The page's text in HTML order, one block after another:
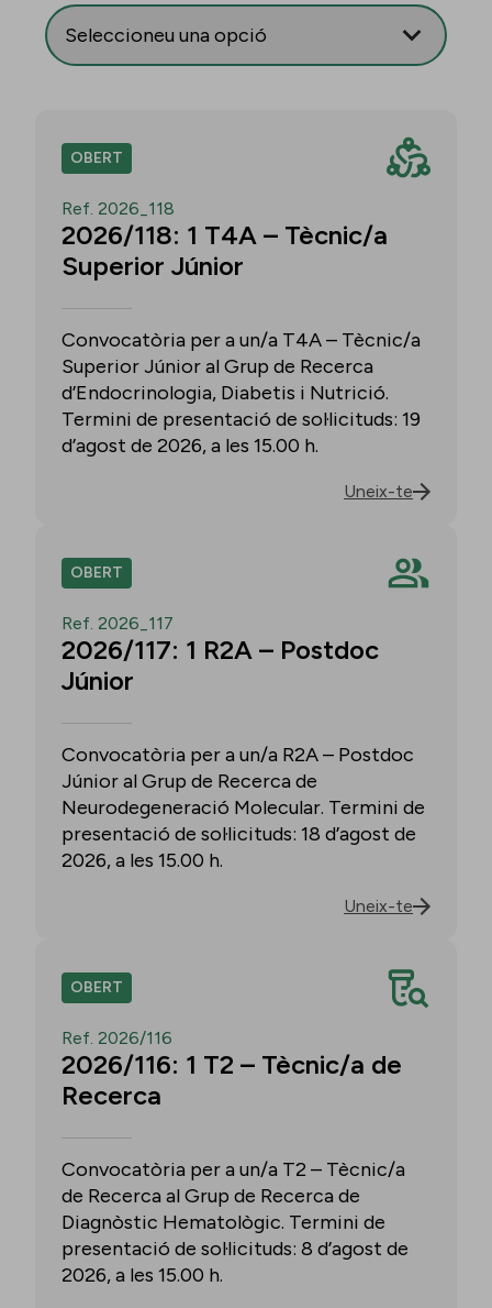
OBERT
Ref. 2026_118
2026/118: 1 T4A – Tècnic/a
Superior Júnior
Convocatòria per a un/a T4A – Tècnic/a
Superior Júnior al Grup de Recerca
d’Endocrinologia, Diabetis i Nutrició.
Termini de presentació de sol·licituds: 19
d’agost de 2026, a les 15.00 h.
Uneix-te
OBERT
Ref. 2026_117
2026/117: 1 R2A – Postdoc
Júnior
Convocatòria per a un/a R2A – Postdoc
Júnior al Grup de Recerca de
Neurodegeneració Molecular. Termini de
presentació de sol·licituds: 18 d’agost de
2026, a les 15.00 h.
Uneix-te
OBERT
Ref. 2026/116
2026/116: 1 T2 – Tècnic/a de
Recerca
Convocatòria per a un/a T2 – Tècnic/a
de Recerca al Grup de Recerca de
Diagnòstic Hematològic. Termini de
presentació de sol·licituds: 8 d’agost de
2026, a les 15.00 h.